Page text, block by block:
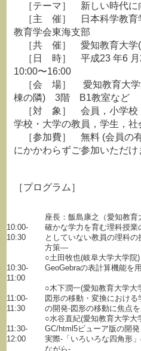
［テーマ］ 新しい時代に
［主 催］ 日本科学教育
教育学会東海支部
［共 催］ 愛知教育大学(
［日 時］ 平成23 年6 月
10:00〜16:00
［会 場］ 愛知教育大学
棟の隣) 3階 B1教室など
［対 象］ 会員，小学校
学校・大学の教員，学生，社
［参加費］ 無料 (会員の
にかかわらずご参加いただけ
［プログラム］
座長：飯島康之（愛知教育
10:00-
10:30
確かな学力を育む理科授
としていない教員の理科
方策―
○土田牧也(岐阜大学大学院)
10:30-
11:00
GeoGebraの表計算機能を
○木下潤一(愛知教育大学大
11:00-
11:30
図形の移動・変換におけ
の開発-図形の移動に焦点を
○水谷直紀(愛知教育大学大
11:30-
12:00
GC/html5ビューア版の開
実際-「いろいろな四角形
ながら-